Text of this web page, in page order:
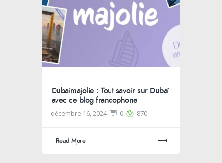
Dubaimajolie : Tout savoir sur Dubaï
avec ce blog francophone
décembre 16, 2024 0 870
Read More